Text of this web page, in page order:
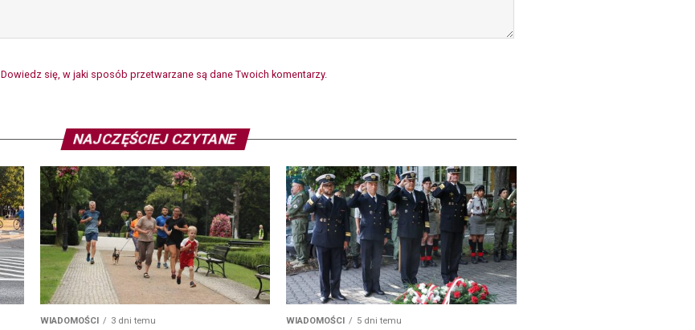
Dowiedz się, w jaki sposób przetwarzane są dane Twoich komentarzy.
NAJCZĘŚCIEJ CZYTANE
WIADOMOŚCI 3 dni temu WIADOMOŚCI 5 dni temu